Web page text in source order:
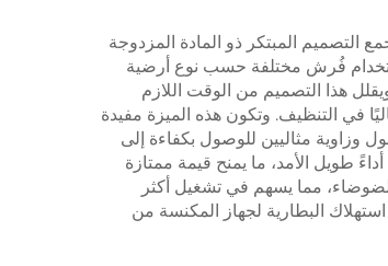
شاشة تصفية وحقيبة غبار
التصميم المبتكر ذو المادة المزدوجة
فُرش مختلفة حسب نوع أرضية
هذا التصميم من الوقت اللازم
في التنظيف. وتكون هذه الميزة مفيدة
مثاليين للوصول بكفاءة إلى
طويل الأمد، ما يمنح قيمة ممتازة
مما يسهم في تشغيل أكثر
البطارية لجهاز المكنسة من